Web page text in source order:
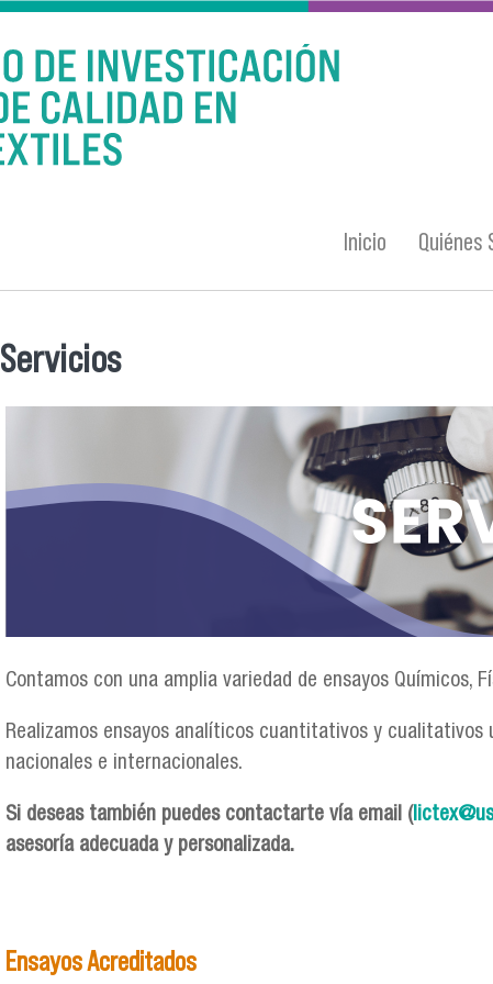
Inicio Quiénes
Se encuentra usted aquí
Servicios
Contamos con una amplia variedad de ensayos Químicos,
Realizamos ensayos analíticos cuantitativos y
nacionales e internacionales.
Si deseas también puedes contactarte vía email (
asesoría adecuada y personalizada.
Ensayos Acreditados